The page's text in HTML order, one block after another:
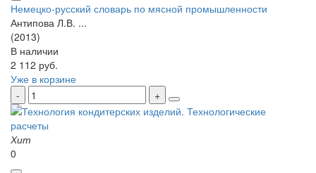
Немецко-русский словарь по мясной промышленности
Антипова Л.В. ...
(2013)
В наличии
2 112 руб.
Уже в корзине
Хит
0